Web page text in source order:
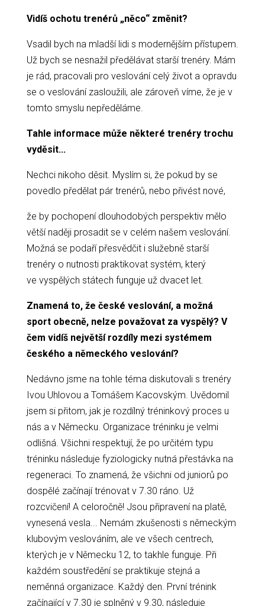
Vidíš ochotu trenérů „něco“ změnit?
Vsadil bych na mladší lidi s modernějším přístupem.
Už bych se nesnažil předělávat starší trenéry. Mám
je rád, pracovali pro veslování celý život a opravdu
se o veslování zasloužili, ale zároveň víme, že je v
tomto smyslu nepředěláme.
Tahle informace může některé trenéry trochu
vyděsit...
Nechci nikoho děsit. Myslím si, že pokud by se
povedlo předělat pár trenérů, nebo přivést nové,
že by pochopení dlouhodobých perspektiv mělo
větší naději prosadit se v celém našem veslování.
Možná se podaří přesvědčit i služebně starší
trenéry o nutnosti praktikovat systém, který
ve vyspělých státech funguje už dvacet let.
Znamená to, že české veslování, a možná
sport obecně, nelze považovat za vyspělý? V
čem vidíš největší rozdíly mezi systémem
českého a německého veslování?
Nedávno jsme na tohle téma diskutovali s trenéry
Ivou Uhlovou a Tomášem Kacovským. Uvědomil
jsem si přitom, jak je rozdílný tréninkový proces u
nás a v Německu. Organizace tréninku je velmi
odlišná. Všichni respektují, že po určitém typu
tréninku následuje fyziologicky nutná přestávka na
regeneraci. To znamená, že všichni od juniorů po
dospělé začínají trénovat v 7.30 ráno. Už
rozcvičení! A celoročně! Jsou připravení na platě,
vynesená vesla... Nemám zkušenosti s německým
klubovým veslováním, ale ve všech centrech,
kterých je v Německu 12, to takhle funguje. Při
každém soustředění se praktikuje stejná a
neměnná organizace. Každý den. První trénink
začínající v 7.30 je splněný v 9.30, následuje